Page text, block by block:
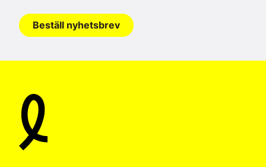
Beställ nyhetsbrev